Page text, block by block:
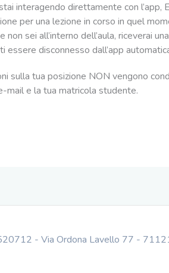
interagendo direttamente con
per una lezione in corso in quel
non sei all’interno dell’aula, riceverai
essere disconnesso dall’app
sulla tua posizione NON vengono
mail e la tua matricola studente.
- Via Ordona Lavello 77 -